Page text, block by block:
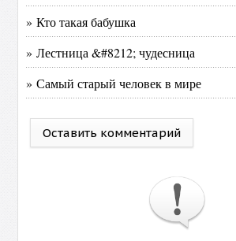
» Кто такая бабушка
» Лестница &#8212; чудесница
» Самый старый человек в мире
Оставить комментарий